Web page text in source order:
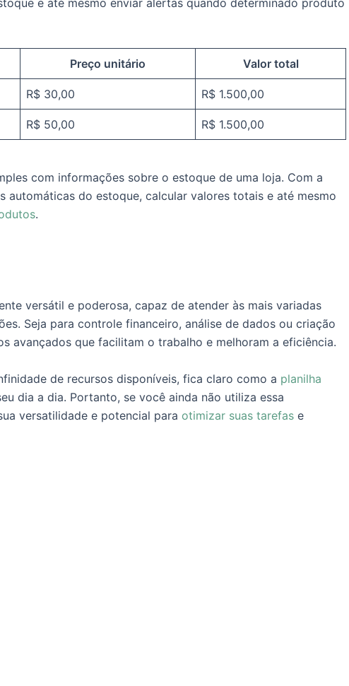
Preço unitário Valor total
R$ 30,00 R$ 1.500,00
R$ 50,00 R$ 1.500,00
com informações sobre o estoque de uma loja. Com a
automáticas do estoque, calcular valores totais e até mesmo
.
versátil e poderosa, capaz de atender às mais variadas
Seja para controle financeiro, análise de dados ou criação
avançados que facilitam o trabalho e melhoram a eficiência.
de recursos disponíveis, fica claro como a planilha
dia a dia. Portanto, se você ainda não utiliza essa
versatilidade e potencial para otimizar suas tarefas e